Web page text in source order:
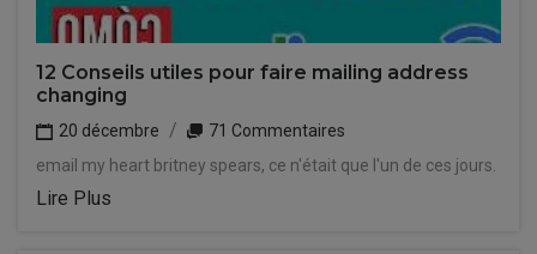
12 Conseils utiles pour faire mailing address
changing
20 décembre
71 Commentaires
email my heart britney spears, ce n'était que l'un de ces jours.
Lire Plus